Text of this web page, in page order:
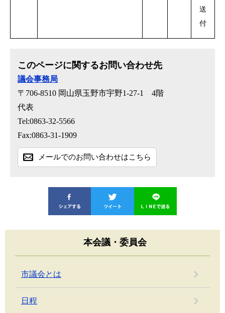
送
付
このページに関するお問い合わせ先
議会事務局
〒706-8510 岡山県玉野市宇野1-27-1 4階
代表
Tel:0863-32-5566
Fax:0863-31-1909
メールでのお問い合わせはこちら
本会議・委員会
市議会とは
日程